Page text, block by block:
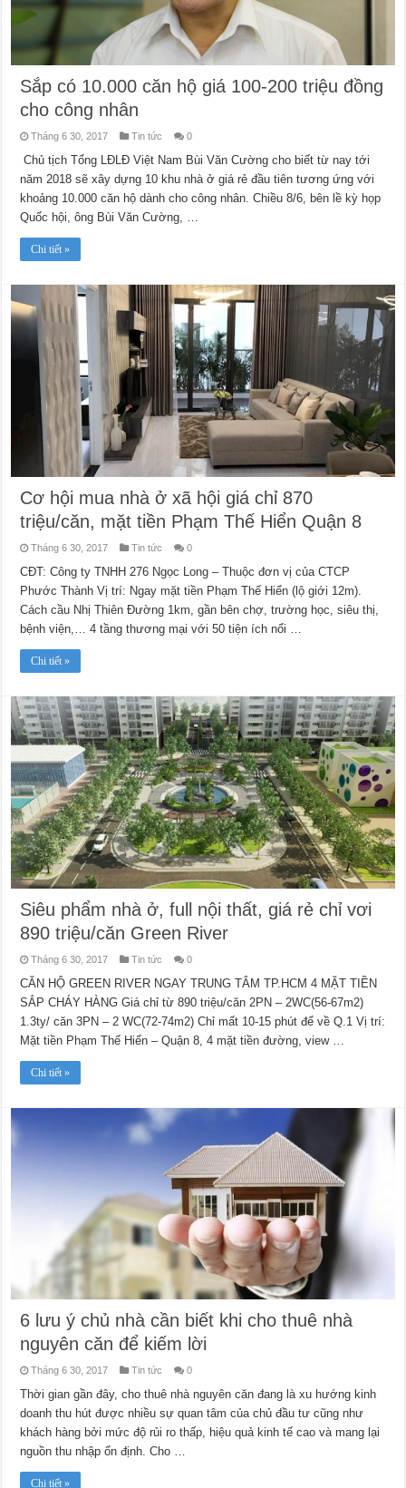
Sắp có 10.000 căn hộ giá 100-200 triệu đồng
cho công nhân
Tháng 6 30, 2017 Tin tức 0
Chủ tịch Tổng LĐLĐ Việt Nam Bùi Văn Cường cho biết từ nay tới
năm 2018 sẽ xây dựng 10 khu nhà ở giá rẻ đầu tiên tương ứng với
khoảng 10.000 căn hộ dành cho công nhân. Chiều 8/6, bên lề kỳ họp
Quốc hội, ông Bùi Văn Cường, …
Chi tiết »
Cơ hội mua nhà ở xã hội giá chỉ 870
triệu/căn, mặt tiền Phạm Thế Hiển Quận 8
Tháng 6 30, 2017 Tin tức 0
CĐT: Công ty TNHH 276 Ngọc Long – Thuộc đơn vị của CTCP
Phước Thành Vị trí: Ngay mặt tiền Phạm Thế Hiển (lộ giới 12m).
Cách cầu Nhị Thiên Đường 1km, gần bên chợ, trường học, siêu thị,
bệnh viện,… 4 tầng thương mại với 50 tiện ích nổi …
Chi tiết »
Siêu phẩm nhà ở, full nội thất, giá rẻ chỉ vơi
890 triệu/căn Green River
Tháng 6 30, 2017 Tin tức 0
CĂN HỘ GREEN RIVER NGAY TRUNG TÂM TP.HCM 4 MẶT TIỀN
SẮP CHÁY HÀNG Giá chỉ từ 890 triệu/căn 2PN – 2WC(56-67m2)
1.3ty/ căn 3PN – 2 WC(72-74m2) Chỉ mất 10-15 phút để về Q.1 Vị trí:
Mặt tiền Phạm Thế Hiển – Quận 8, 4 mặt tiền đường, view …
Chi tiết »
6 lưu ý chủ nhà cần biết khi cho thuê nhà
nguyên căn để kiếm lời
Tháng 6 30, 2017 Tin tức 0
Thời gian gần đây, cho thuê nhà nguyên căn đang là xu hướng kinh
doanh thu hút được nhiều sự quan tâm của chủ đầu tư cũng như
khách hàng bởi mức độ rủi ro thấp, hiệu quả kinh tế cao và mang lại
nguồn thu nhập ổn định. Cho …
Chi tiết »